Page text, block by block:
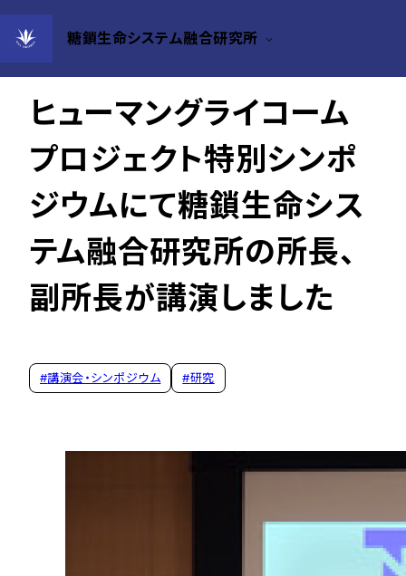
糖鎖生命システム融合研究所
2021年12月08日
ヒューマングライコーム
プロジェクト特別シンポ
ジウムにて糖鎖生命シス
テム融合研究所の所長、
副所長が講演しました
#講演会・シンポジウム #研究